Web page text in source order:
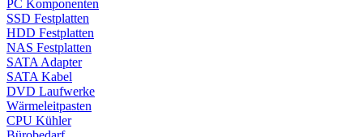
PC Komponenten
SSD Festplatten
HDD Festplatten
NAS Festplatten
SATA Adapter
SATA Kabel
DVD Laufwerke
Wärmeleitpasten
CPU Kühler